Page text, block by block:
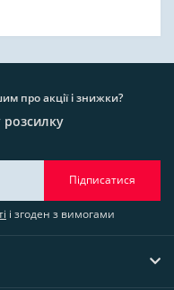
про акції і знижки?
розсилку
Підписатися
і згоден з вимогами